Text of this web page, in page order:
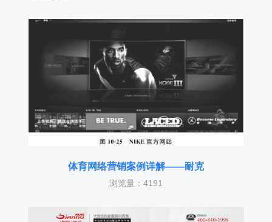
体育网络营销案例详解——耐克
浏览量：4191